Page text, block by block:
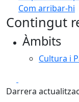
Com arribar-hi
+
−
Contingut
Àmbits
Cultura i
Darrera